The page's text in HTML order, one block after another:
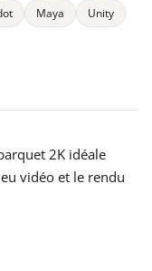
Maya
Unity
2K idéale
vidéo et le rendu